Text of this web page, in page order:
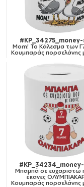
Mom! Το Κάλεσμα των
Κουμπαράς πορσελάνης
Μπαμπά σε ευχαριστώ
έκανες
Κουμπαράς πορσελάνης